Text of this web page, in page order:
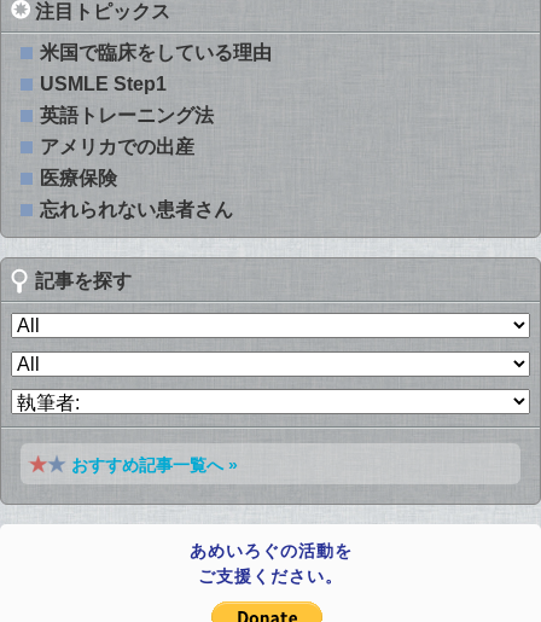
注目トピックス
米国で臨床をしている理由
USMLE Step1
英語トレーニング法
アメリカでの出産
医療保険
忘れられない患者さん
記事を探す
おすすめ記事一覧へ »
あめいろぐの活動を
ご支援ください。